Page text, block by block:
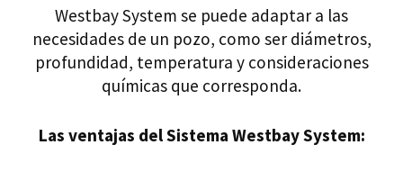
Westbay System se puede adaptar a las
necesidades de un pozo, como ser diámetros,
profundidad, temperatura y consideraciones
químicas que corresponda.
Las ventajas del Sistema Westbay System: